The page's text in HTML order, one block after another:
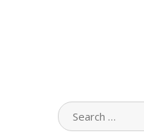
SEARCH
FOR: